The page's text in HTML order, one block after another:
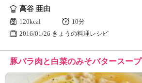
高谷 亜由
120kcal
10分
2016/01/26 きょうの料理レシピ
豚バラ肉と白菜のみそバタースープ